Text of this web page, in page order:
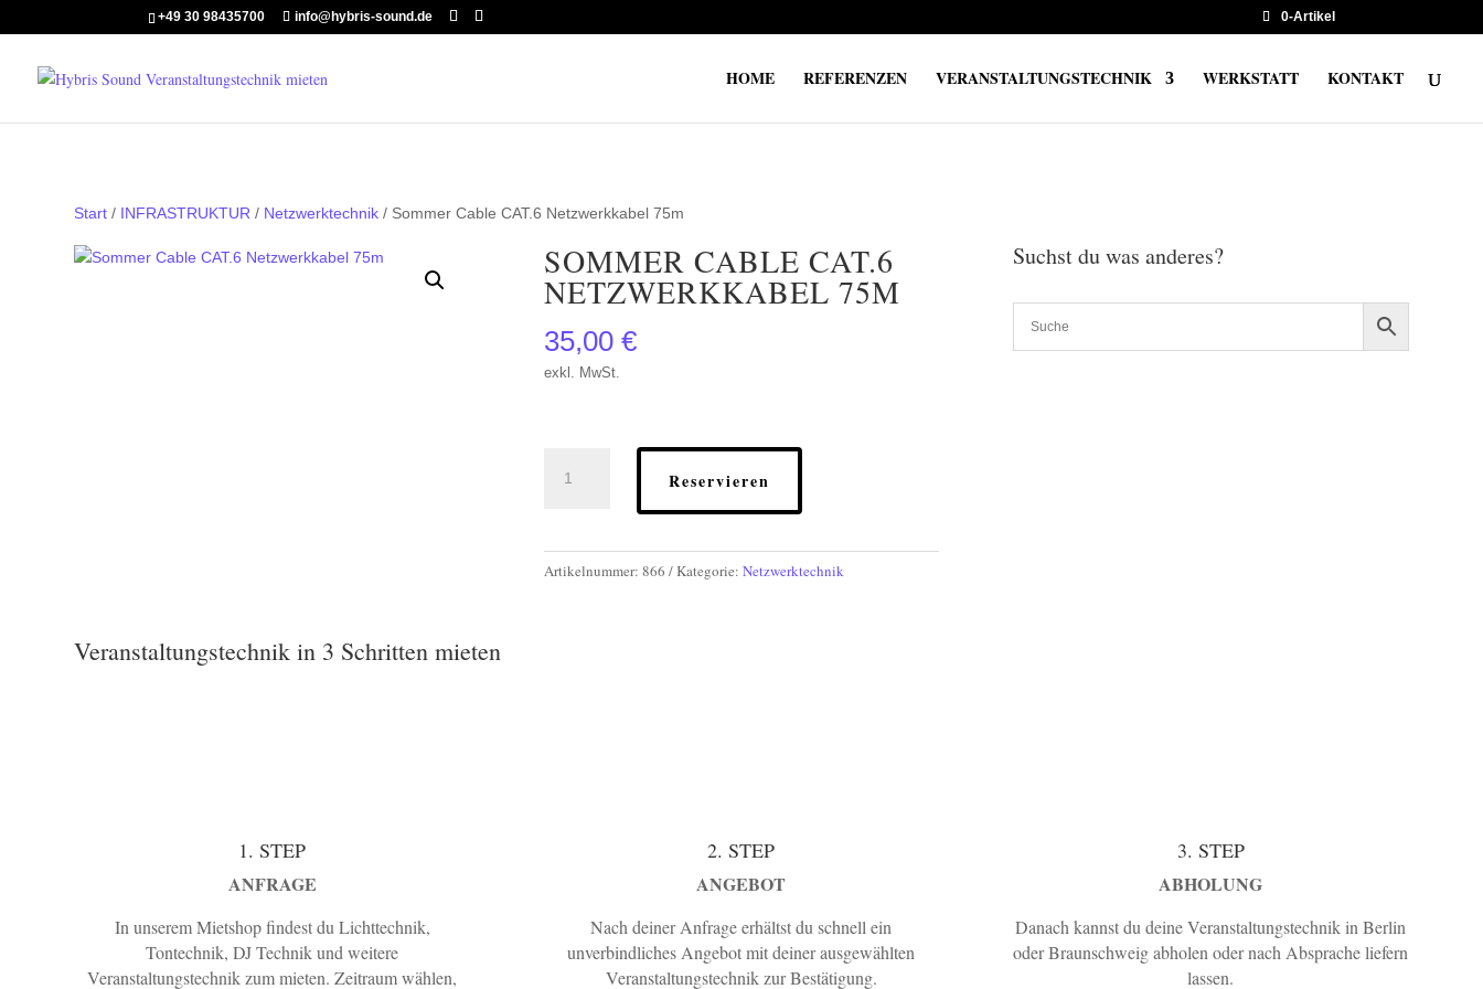
+49 30 98435700 info@hybris-sound.de 0-Artikel
HOME REFERENZEN VERANSTALTUNGSTECHNIK WERKSTATT KONTAKT
Start / INFRASTRUKTUR / Netzwerktechnik / Sommer Cable CAT.6 Netzwerkkabel 75m
SOMMER CABLE CAT.6
NETZWERKKABEL 75M
35,00 €
exkl. MwSt.
Cable
Reservieren
Artikelnummer: 866 Kategorie: Netzwerktechnik
Suchst du was anderes?
Veranstaltungstechnik in 3 Schritten mieten
1. STEP
ANFRAGE
In unserem Mietshop findest du Lichttechnik,
Tontechnik, DJ Technik und weitere
Veranstaltungstechnik zum mieten. Zeitraum wählen,
2. STEP
ANGEBOT
Nach deiner Anfrage erhältst du schnell ein
unverbindliches Angebot mit deiner ausgewählten
Veranstaltungstechnik zur Bestätigung.
3. STEP
ABHOLUNG
Danach kannst du deine Veranstaltungstechnik in Berlin
oder Braunschweig abholen oder nach Absprache liefern
lassen.